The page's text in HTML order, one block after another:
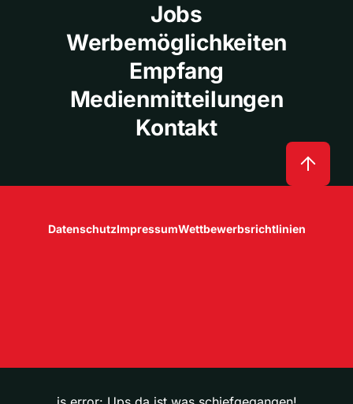
Jobs
Werbemöglichkeiten
Empfang
Medienmitteilungen
Kontakt
DatenschutzImpressumWettbewerbsrichtlinien